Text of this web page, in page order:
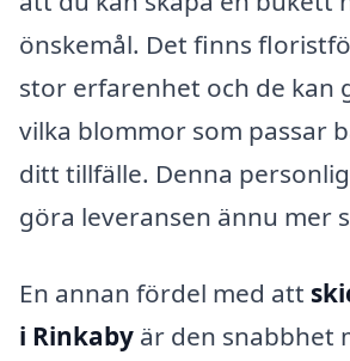
önskemål. Det finns
stor erfarenhet och de kan
vilka blommor som passar
ditt tillfälle. Denna
göra leveransen ännu mer
En annan fördel med att
i Rinkaby är den snabbhet